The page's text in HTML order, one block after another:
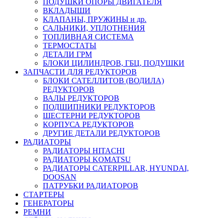
ВКЛАДЫШИ
КЛАПАНЫ, ПРУЖИНЫ и др.
САЛЬНИКИ, УПЛОТНЕНИЯ
ТОПЛИВНАЯ СИСТЕМА
ТЕРМОСТАТЫ
ДЕТАЛИ ГРМ
БЛОКИ ЦИЛИНДРОВ, ГБЦ, ПОДУШКИ
ЗАПЧАСТИ ДЛЯ РЕДУКТОРОВ
БЛОКИ САТЕЛЛИТОВ (ВОДИЛА)
РЕДУКТОРОВ
ВАЛЫ РЕДУКТОРОВ
ПОДШИПНИКИ РЕДУКТОРОВ
ШЕСТЕРНИ РЕДУКТОРОВ
КОРПУСА РЕДУКТОРОВ
ДРУГИЕ ДЕТАЛИ РЕДУКТОРОВ
РАДИАТОРЫ
РАДИАТОРЫ HITACHI
РАДИАТОРЫ KOMATSU
РАДИАТОРЫ CATERPILLAR, HYUNDAI,
DOOSAN
ПАТРУБКИ РАДИАТОРОВ
СТАРТЕРЫ
ГЕНЕРАТОРЫ
РЕМНИ